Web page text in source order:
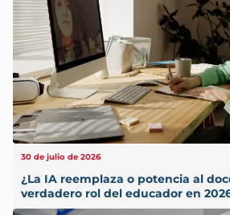
30 de julio de 2026
¿La IA reemplaza o potencia al
verdadero rol del educador en